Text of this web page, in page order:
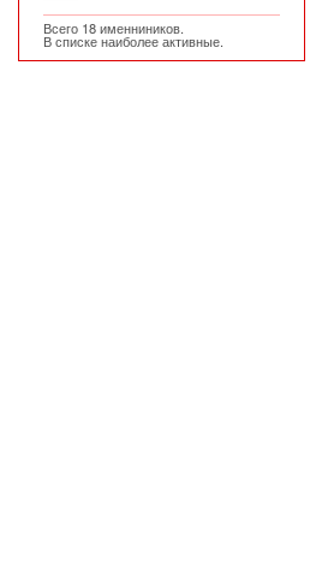
Всего 18 именниников.
В списке наиболее активные.